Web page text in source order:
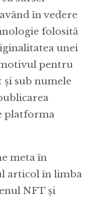
în vedere
folosită
unei
pentru
și sub numele
platforma
meta în
articol în limba
NFT și